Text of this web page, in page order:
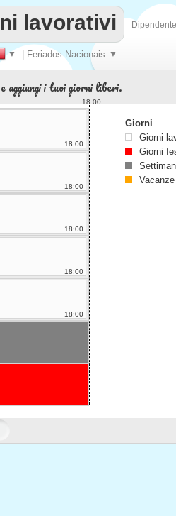
▼ | Feriados Nacionais ▼
lavorativi
aggiungi i tuoi giorni liberi.
18:00
18:00
18:00
18:00
18:00
18:00
Giorni
Giorni
Giorni
Vacanze